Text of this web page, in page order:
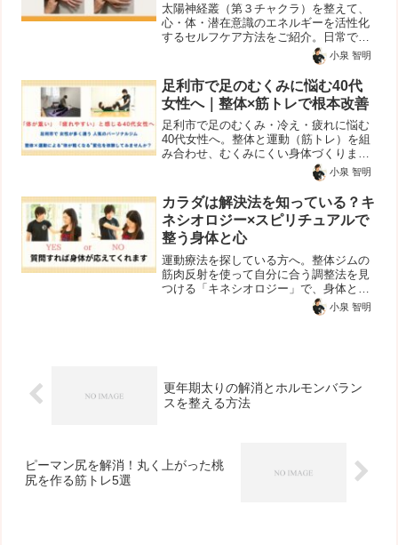
太陽神経叢（第３チャクラ）を整えて、
心・体・潜在意識のエネルギーを活性化
するセルフケア方法をご紹介。日常で簡
単にできる3つのスピリチュアルツボで自
信・意志・感情のバランスを整えます。
小泉 智明
足利市で足のむくみに悩む40代
女性へ｜整体×筋トレで根本改善
足利市で足のむくみ・冷え・疲れに悩む
40代女性へ。整体と運動（筋トレ）を組
み合わせ、むくみにくい身体づくりまで
サポートするパーソナルジム。トレーナ
ー歴20年・2000人以上の指導実績。
小泉 智明
カラダは解決法を知っている？キ
ネシオロジー×スピリチュアルで
整う身体と心
運動療法を探している方へ。整体ジムの
筋肉反射を使って自分に合う調整法を見
つける「キネシオロジー」で、身体と心
をやさしく整えませんか？初心者にもわ
小泉 智明
更年期太りの解消とホルモンバラン
スを整える方法
ピーマン尻を解消！丸く上がった桃
尻を作る筋トレ5選